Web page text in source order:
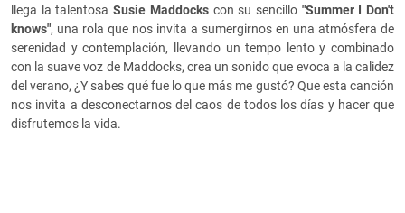
llega la talentosaSusie Maddocks con su sencillo "Summer I Don't
knows", una rola que nos invita a sumergirnos en una atmósfera de
serenidad y contemplación, llevando un tempo lento y combinado
con la suave voz de Maddocks, crea un sonido que evoca a la calidez
del verano, ¿Y sabes qué fue lo que más me gustó? Que esta canción
nos invita a desconectarnos del caos de todos los días y hacer que
disfrutemos la vida.